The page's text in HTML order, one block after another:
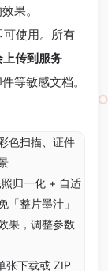
果。
使用。所有
上传到服务
等敏感文档。
色扫描、证件
归一化 + 自适
「整片墨汁」
果，调整参数
张下载或 ZIP